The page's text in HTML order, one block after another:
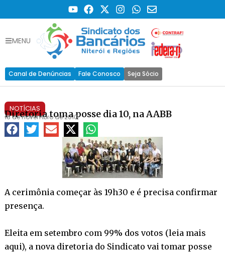
MENU
Canal de Denúncias Fale Conosco Seja Sócio
NOTÍCIAS
Diretoria toma posse dia 10, na AABB
18 de novembro de 2010
A cerimônia começar às 19h30 e é precisa confirmar
presença.
Eleita em setembro com 99% dos votos (leia mais
aqui), a nova diretoria do Sindicato vai tomar posse